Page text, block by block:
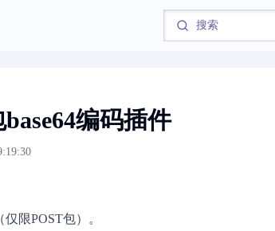
编码插件
限POST包）。